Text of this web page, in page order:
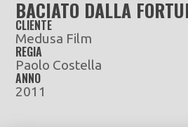
BACIATO DALLA
CLIENTE
Medusa Film
REGIA
Paolo Costella
ANNO
2011